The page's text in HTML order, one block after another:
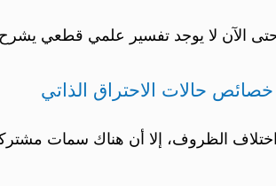
الآن لا يوجد تفسير علمي قطعي يشرح
خصائص حالات الاحتراق الذاتي
الظروف، إلا أن هناك سمات